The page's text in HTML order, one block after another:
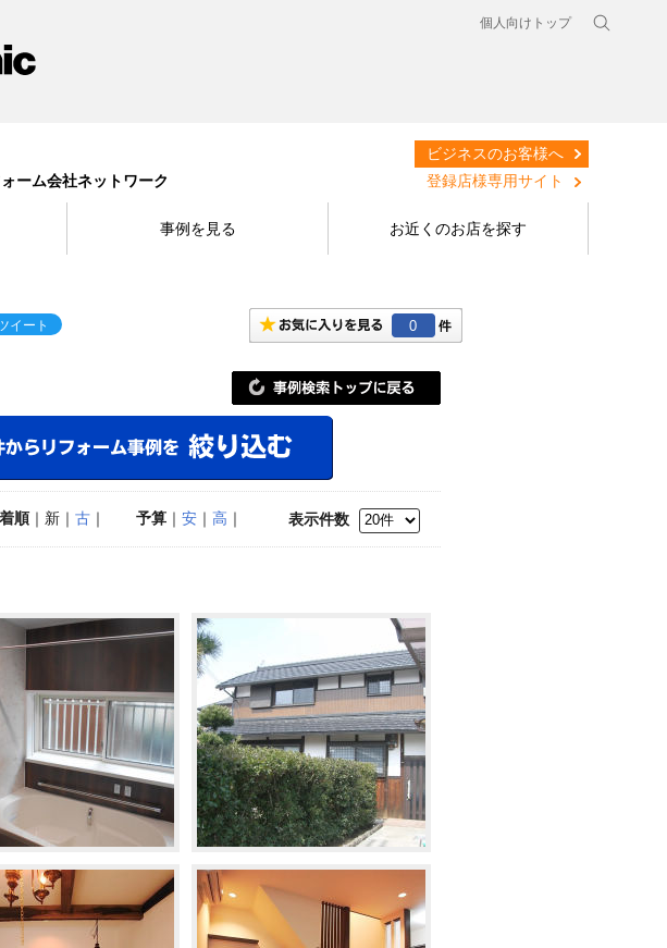
個人向けトップ
ーム会社ネットワーク
ビジネスのお客様へ
登録店様専用サイト
事例を見る お近くのお店を探す
0
表示件数
予算｜ 安｜ 高 ｜
順｜新｜ 古｜